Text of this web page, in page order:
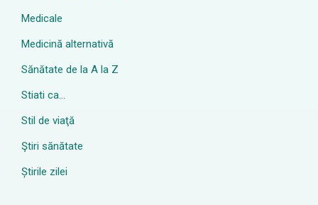
Medicale
Medicină alternativă
Sănătate de la A la Z
Stiati ca…
Stil de viaţă
Ştiri sănătate
Știrile zilei